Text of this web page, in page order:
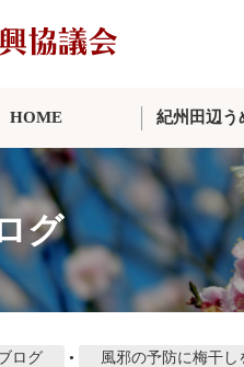
HOME 紀州田辺う
グ
ログ • 風邪の予防に梅干し